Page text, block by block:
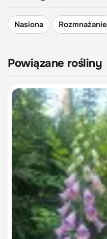
Nasiona Rozmnażanie
Powiązane rośliny